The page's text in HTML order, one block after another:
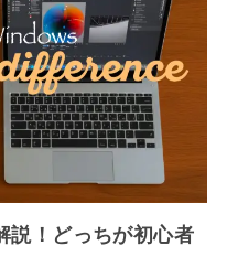
！どっちが初心者